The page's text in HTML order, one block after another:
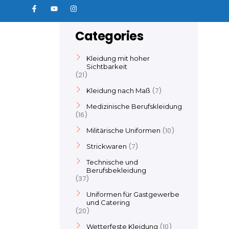
Categories
Kleidung mit hoher
Sichtbarkeit
21
Kleidung nach Maß 7
Medizinische Berufskleidung
16
Militärische Uniformen 10
Strickwaren 7
Technische und
Berufsbekleidung
37
Uniformen für Gastgewerbe
und Catering
20
Wetterfeste Kleidung 10